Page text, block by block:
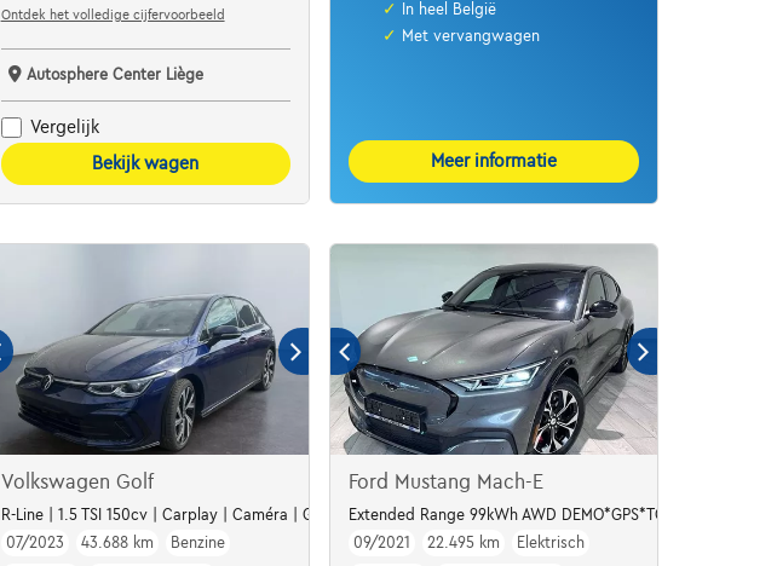
Ontdek het volledige cijfervoorbeeld
Autosphere Center Liège
Vergelijk
Bekijk wagen
✓
In heel België
✓ Met vervangwagen
Meer informatie
Volkswagen Golf
R-Line | 1.5 TSI 150cv | Carplay | Caméra | GPS | Led Matrix
07/2023
43.688 km
Benzine
Ford Mustang Mach-E
Extended Range 99kWh AWD DEMO*GPS*TOIT
09/2021
22.495 km
Elektrisch